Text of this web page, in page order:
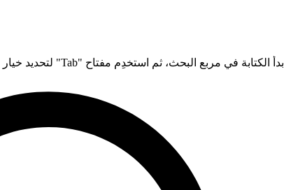
ابدأ الكتابة في مربع البحث، ثم استخدِم مفتاح "Tab" لتحديد خيار من القائمة.